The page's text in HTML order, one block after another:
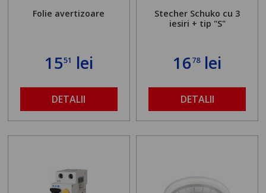
Folie avertizoare
1551 lei
DETALII
Stecher Schuko cu 3
iesiri + tip "S"
1678lei
DETALII